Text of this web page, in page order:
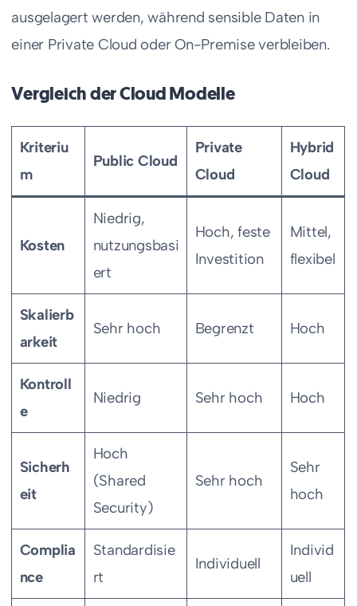
ausgelagert werden, während sensible Daten in
einer Private Cloud oder On-Premise verbleiben.
Vergleich der Cloud Modelle
Kriteriu
m
Public Cloud
Private
Cloud
Hybrid
Cloud
Kosten
Niedrig,
nutzungsbasi
ert
Hoch, feste
Investition
Mittel,
flexibel
Skalierb
arkeit
Sehr hoch Begrenzt Hoch
Kontroll
e
Niedrig Sehr hoch Hoch
Sicherh
eit
Hoch
(Shared
Security)
Sehr hoch
Sehr
hoch
Complia
nce
Standardisie
rt
Individuell
Individ
uell